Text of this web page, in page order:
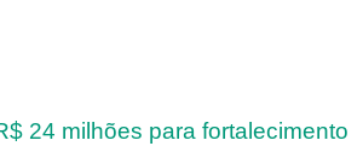
24 milhões para fortalecimento